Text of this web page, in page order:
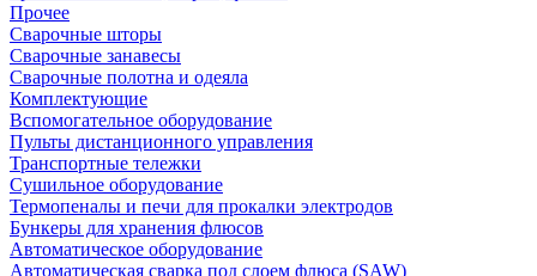
Прочее
Сварочные шторы
Сварочные занавесы
Сварочные полотна и одеяла
Комплектующие
Вспомогательное оборудование
Пульты дистанционного управления
Транспортные тележки
Сушильное оборудование
Термопеналы и печи для прокалки электродов
Бункеры для хранения флюсов
Автоматическое оборудование
Автоматическая сварка под слоем флюса (SAW)